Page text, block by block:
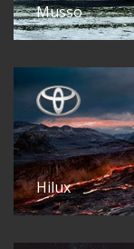
Musso
Hilux